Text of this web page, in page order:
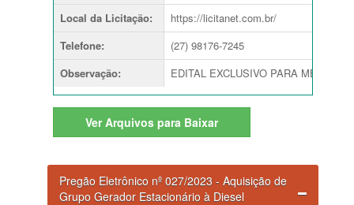
Local da Licitação:
https://licitanet.com.br/
Telefone:
(27) 98176-7245
Observação: EDITAL EXCLUSIVO PARA ME E
Ver Arquivos para Baixar
Pregão Eletrônico nº 027/2023 - Aquisição de
Grupo Gerador Estacionário à Diesel